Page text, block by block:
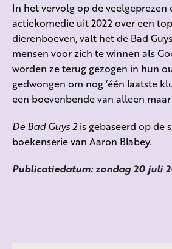
In het vervolg op de veelgeprezen
actiekomedie uit 2022 over een
dierenboeven, valt het de Bad
mensen voor zich te winnen als
worden ze terug gezogen in hun
gedwongen om nog ‘één laatste
een boevenbende van alleen
De Bad Guys 2is gebaseerd op de
boekenserie van Aaron Blabey.
Publicatiedatum: zondag 20 juli